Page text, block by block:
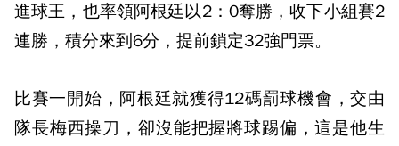
進球王，也率領阿根廷以2：0奪勝，收下小組賽2
連勝，積分來到6分，提前鎖定32強門票。
比賽一開始，阿根廷就獲得12碼罰球機會，交由
隊長梅西操刀，卻沒能把握將球踢偏，這是他生